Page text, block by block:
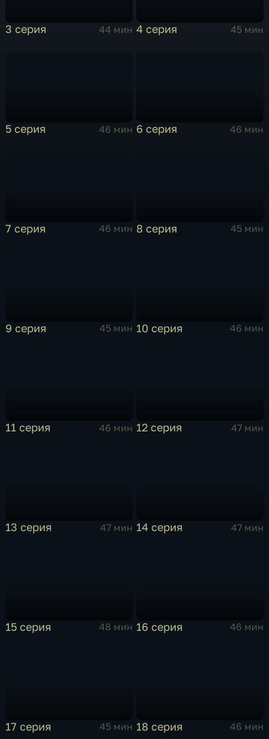
3 серия 44 мин 4 серия 45 мин
5 серия 46 мин 6 серия 46 мин
7 серия 46 мин 8 серия 45 мин
9 серия 45 мин 10 серия 46 мин
11 серия 46 мин 12 серия 47 мин
13 серия 47 мин 14 серия 47 мин
15 серия 48 мин 16 серия 46 мин
17 серия 45 мин 18 серия 46 мин